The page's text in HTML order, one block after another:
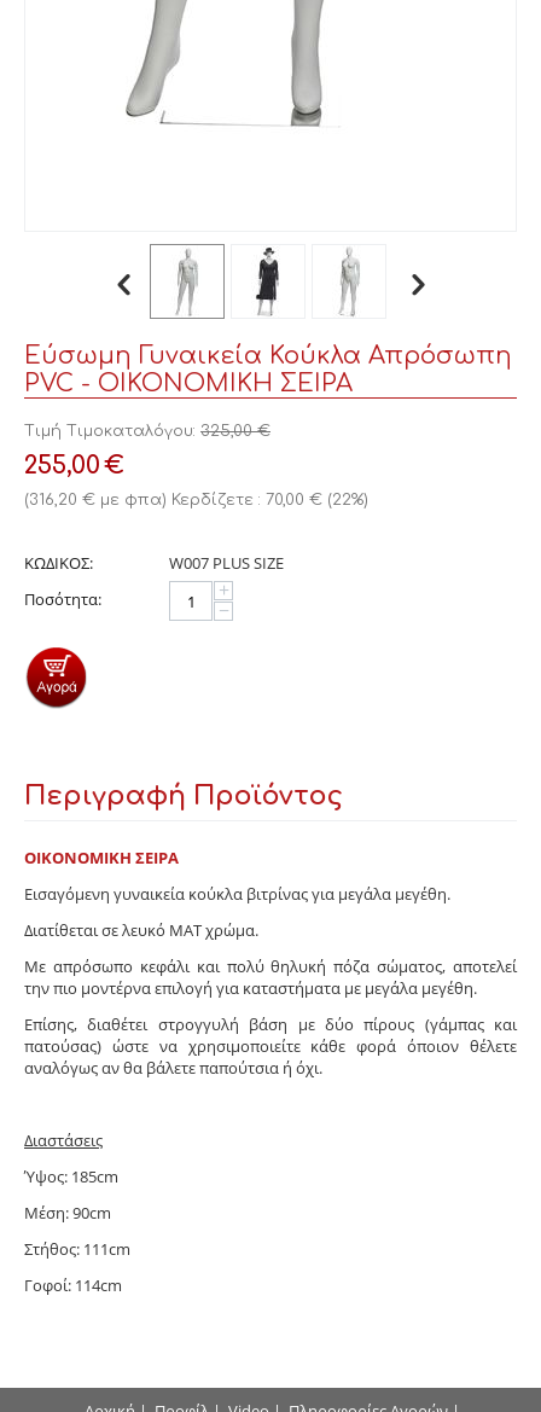
Εύσωμη Γυναικεία Κούκλα Απρόσωπη
PVC - ΟΙΚΟΝΟΜΙΚΗ ΣΕΙΡΑ
Τιμή Τιμοκαταλόγου: 325,00 €
255,00€
(316,20 € με φπα) Κερδίζετε : 70,00 € (22%)
ΚΩΔΙΚΟΣ:
W007 PLUS SIZE
Ποσότητα:
+
−
Περιγραφή Προϊόντος
ΟΙΚΟΝΟΜΙΚΗ ΣΕΙΡΑ
Εισαγόμενη γυναικεία κούκλα βιτρίνας για μεγάλα μεγέθη.
Διατίθεται σε λευκό ΜΑΤ χρώμα.
Με απρόσωπο κεφάλι και πολύ θηλυκή πόζα σώματος, αποτελεί
την πιο μοντέρνα επιλογή για καταστήματα με μεγάλα μεγέθη.
Επίσης, διαθέτει στρογγυλή βάση με δύο πίρους (γάμπας και
πατούσας) ώστε να χρησιμοποιείτε κάθε φορά όποιον θέλετε
αναλόγως αν θα βάλετε παπούτσια ή όχι.
Διαστάσεις
Ύψος: 185cm
Μέση: 90cm
Στήθος: 111cm
Γοφοί: 114cm